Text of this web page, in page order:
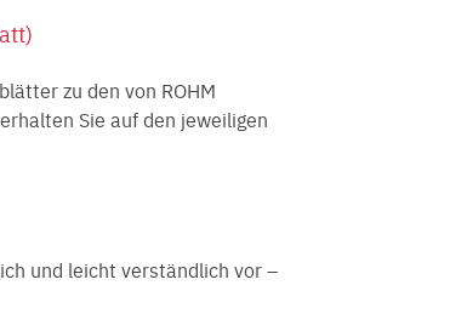
zu den von ROHM
Sie auf den jeweiligen
und leicht verständlich vor –